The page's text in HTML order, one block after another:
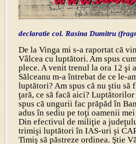
declaratie col. Rasina Dumitru
De la Vinga mi s-a raportat că
Vâlcea cu luptători. Am spus
plece. A venit trenul la ora 12 şi
Sălceanu m-a întrebat de ce le-
luptători? Am spus că nu ştiu
ţară, ce să facă aici?
spus că ungurii fac prăpăd în
adus în sediu pe toţi oamenii
Din efectivul de miliţie a
trimişi luptători în IAS-uri şi
Timiş să păstreze ordinea. Ştie